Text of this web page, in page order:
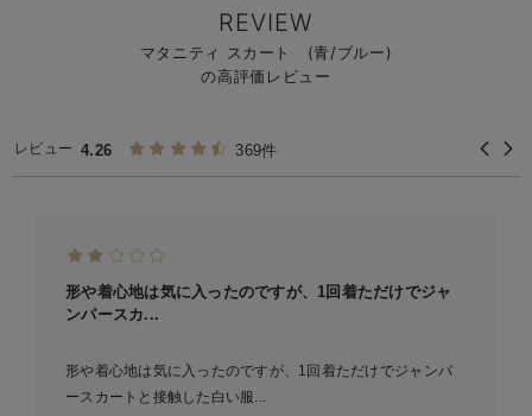
REVIEW
マタニティ スカート (青/ブルー)
の高評価レビュー
レビュー 4.26 369件
形や着心地は気に入ったのですが、1回着ただけでジャ
ンパースカ...
形や着心地は気に入ったのですが、1回着ただけでジャンパ
ースカートと接触した白い服...